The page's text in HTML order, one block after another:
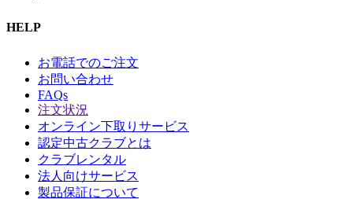
HELP
お電話でのご注文
お問い合わせ
FAQs
注文状況
オンライン下取りサービス
認定中古クラブとは
クラブレンタル
法人向けサービス
製品保証について